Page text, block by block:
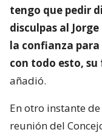
tengo que pedir
disculpas al
la confianza
con todo esto,
añadió.
En otro instante
reunión del